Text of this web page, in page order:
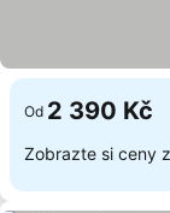
Od 2 390 Kč
Zobrazte si ceny z